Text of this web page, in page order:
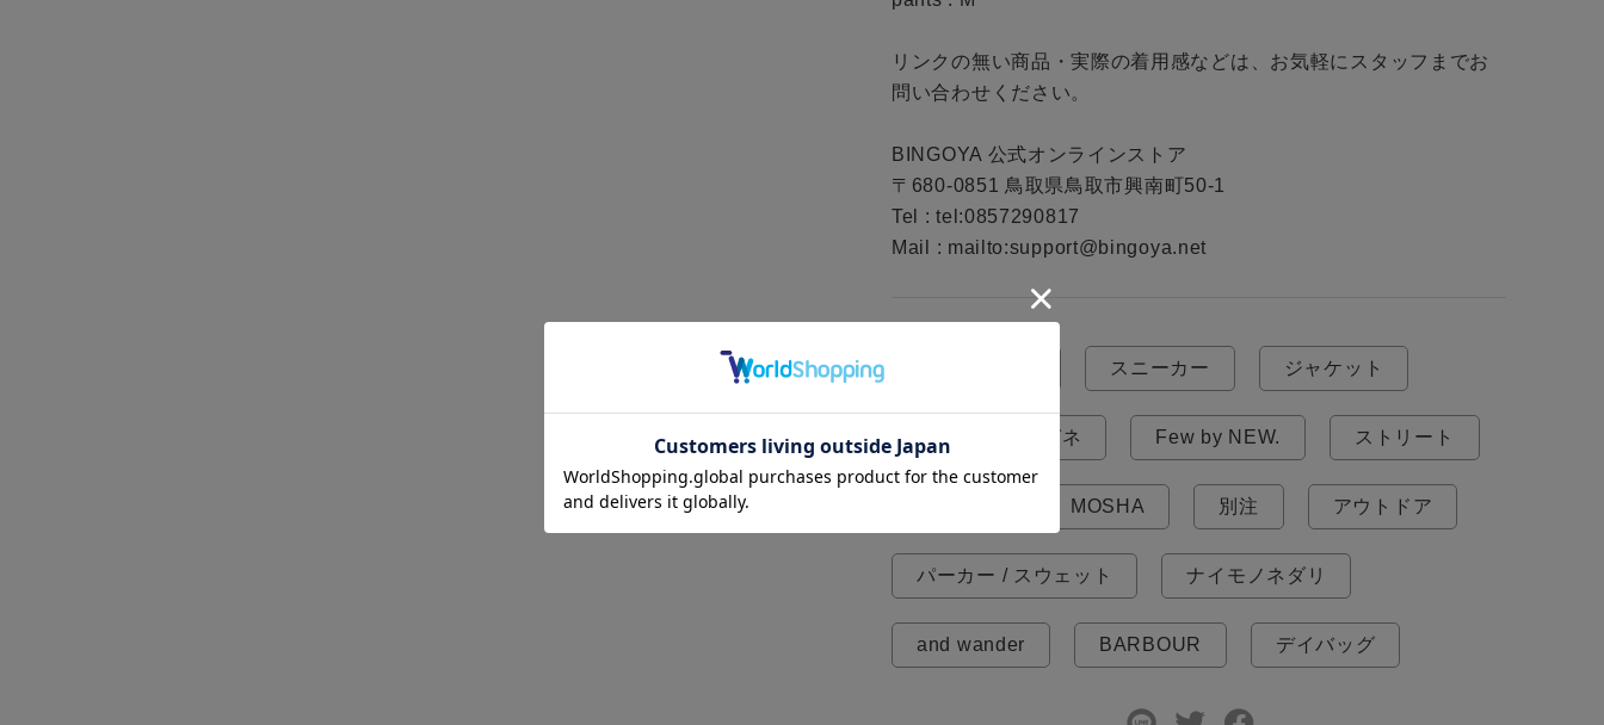
リンクの無い商品・実際の着用感などは、お気軽にスタッフまでお
問い合わせください。
BINGOYA 公式オンラインストア
〒680-0851 鳥取県鳥取市興南町50-1
Tel : tel:0857290817
Mail : mailto:support@bingoya.net
スニーカー ジャケット
サングラス/メガネ Few by NEW. ストリート
MOSHA 別注 アウトドア
パーカー / スウェット ナイモノネダリ
and wander BARBOUR デイバッグ